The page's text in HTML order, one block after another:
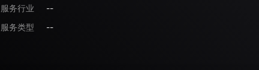
服务行业
--
服务类型
--